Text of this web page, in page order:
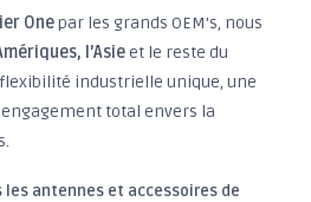
— Livraison en Europe,
Ferroviaire
Onepar les grands OEM's, nous
l'Asieet le reste du
industrielle unique, une
total envers la
les antennes et accessoires de